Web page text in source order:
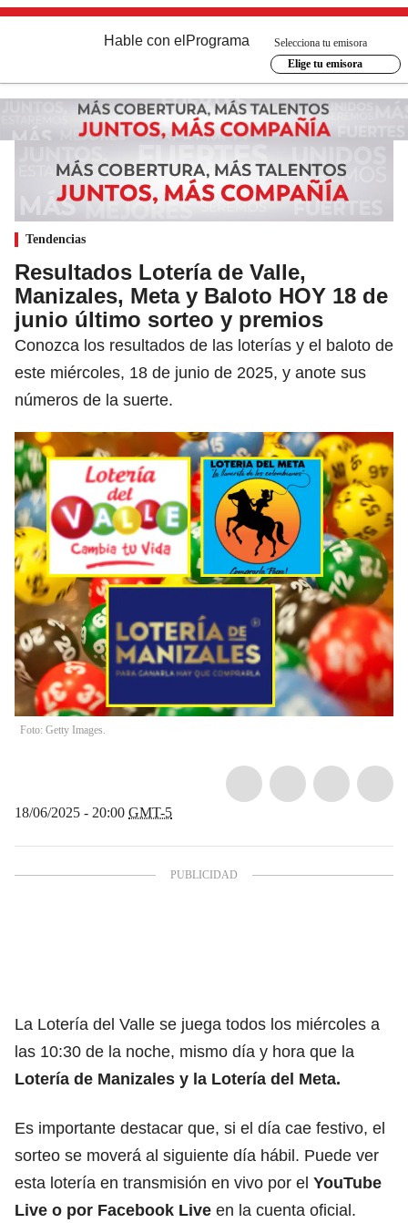
Hable con el Programa
Selecciona tu emisora
Elige tu emisora
Tendencias
Resultados Lotería de Valle,
Manizales, Meta y Baloto HOY 18 de
junio último sorteo y premios
Conozca los resultados de las loterías y el baloto de
este miércoles, 18 de junio de 2025, y anote sus
números de la suerte.
Foto: Getty Images.
18/06/2025 - 20:00 GMT-5
La Lotería del Valle se juega todos los miércoles a
las 10:30 de la noche, mismo día y hora que la
Lotería de Manizales y la Lotería del Meta.
Es importante destacar que, si el día cae festivo, el
sorteo se moverá al siguiente día hábil. Puede ver
esta lotería en transmisión en vivo por el YouTube
Live o por Facebook Live en la cuenta oficial.